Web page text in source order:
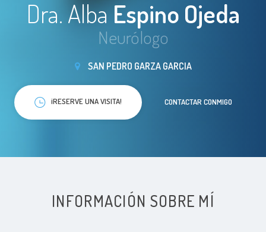
Dra. AlbaEspino Ojeda
Neurólogo
SAN PEDRO GARZA GARCIA
¡RESERVE UNA VISITA! CONTACTAR CONMIGO
INFORMACIÓN SOBRE MÍ